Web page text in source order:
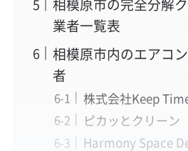
相模原市の完全分解
業者一覧表
相模原市内のエアコ
者
株式会社Keep
ピカッとクリーン
Harmony Space